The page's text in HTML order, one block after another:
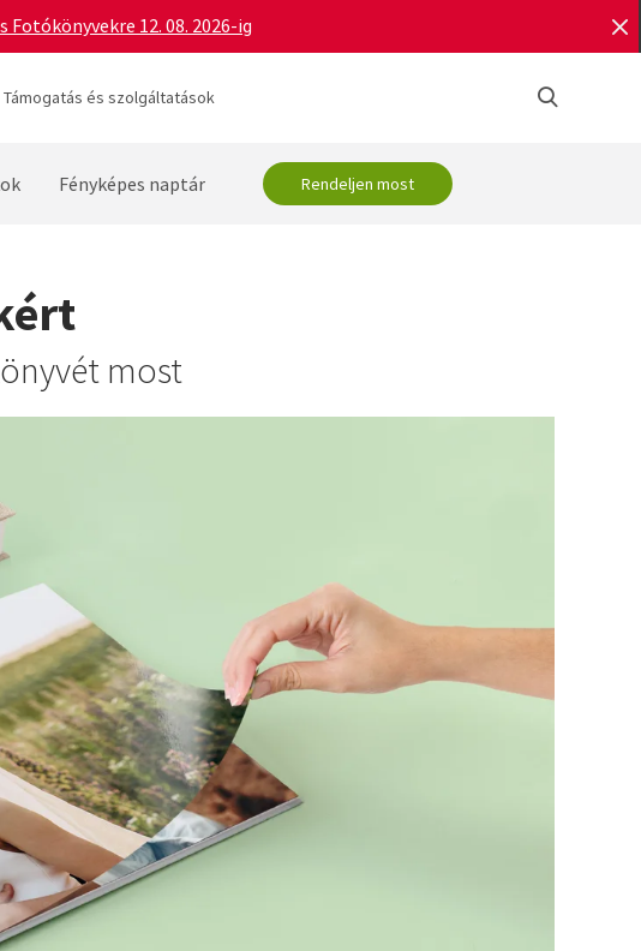
12. 08. 2026-ig
Támogatás és szolgáltatások
Fényképes naptár Rendeljen most
most